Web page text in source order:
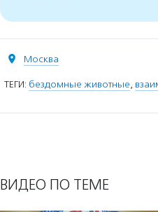
Москва
ТЕГИ: бездомные животные,
ВИДЕО ПО ТЕМЕ